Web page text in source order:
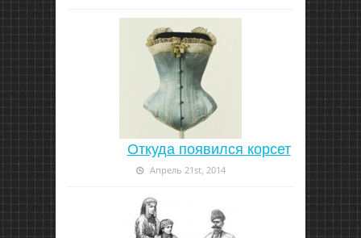
Откуда появился корсет
Апрель 21st, 2014